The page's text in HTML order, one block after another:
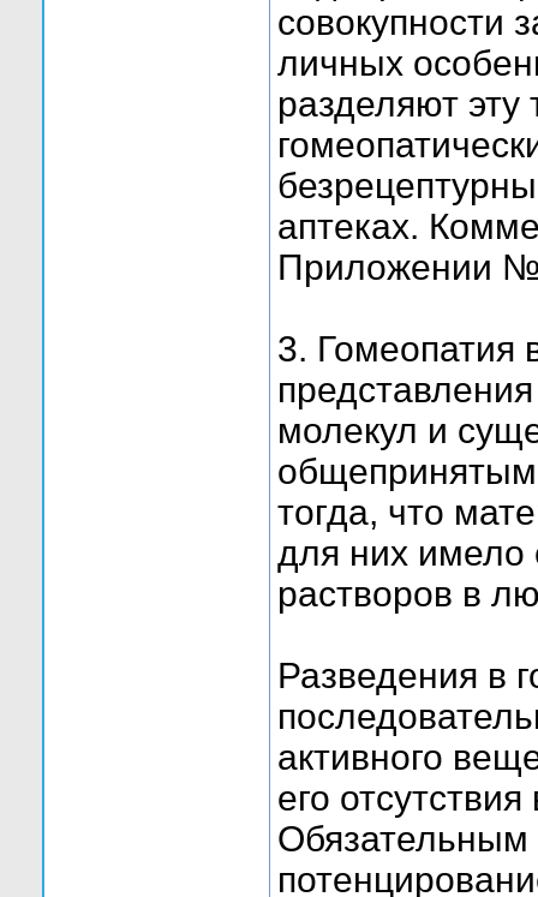
совокупности
личных
разделяют эту
аптеках.
Приложении №
3. Гомеопатия
молекул и
тогда, что
для них имело
растворов в
Разведения в
активного
его
Обязательным